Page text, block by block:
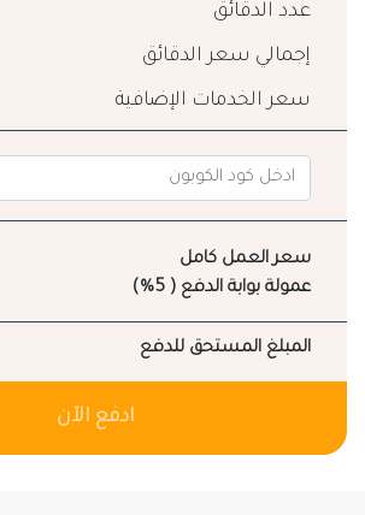
عدد الدقائق
إجمالي سعر الدقائق
سعر الخدمات الإضافية
سعر العمل كامل
عمولة بوابة الدفع ( 5%)
المبلغ المستحق للدفع
ادفع الآن